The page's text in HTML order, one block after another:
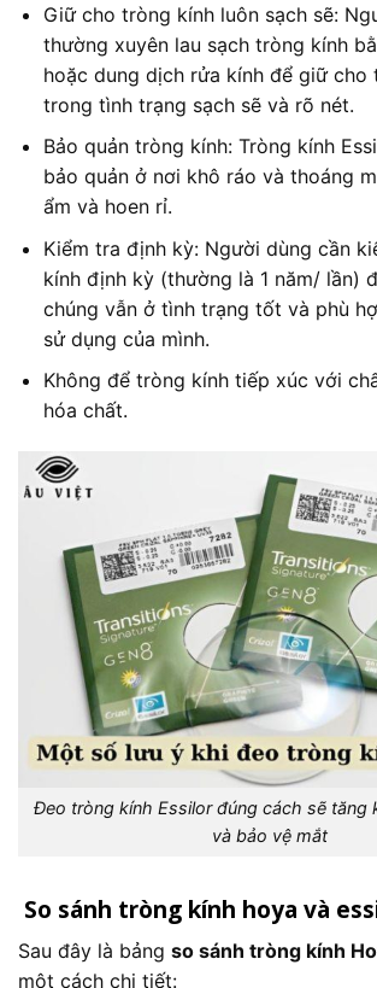
Giữ cho tròng kính luôn sạch sẽ:
thường xuyên lau sạch tròng kính
hoặc dung dịch rửa kính để giữ cho
trong tình trạng sạch sẽ và rõ nét.
Bảo quản tròng kính: Tròng kính
bảo quản ở nơi khô ráo và thoáng
ẩm và hoen rỉ.
Kiểm tra định kỳ: Người dùng cần
kính định kỳ (thường là 1 năm/ lần)
chúng vẫn ở tình trạng tốt và phù
sử dụng của mình.
Không để tròng kính tiếp xúc với
hóa chất.
Đeo tròng kính Essilor đúng cách sẽ tăng
và bảo vệ mắt
So sánh tròng kính hoya và
Sau đây là bảng so sánh tròng kính
một cách chi tiết: